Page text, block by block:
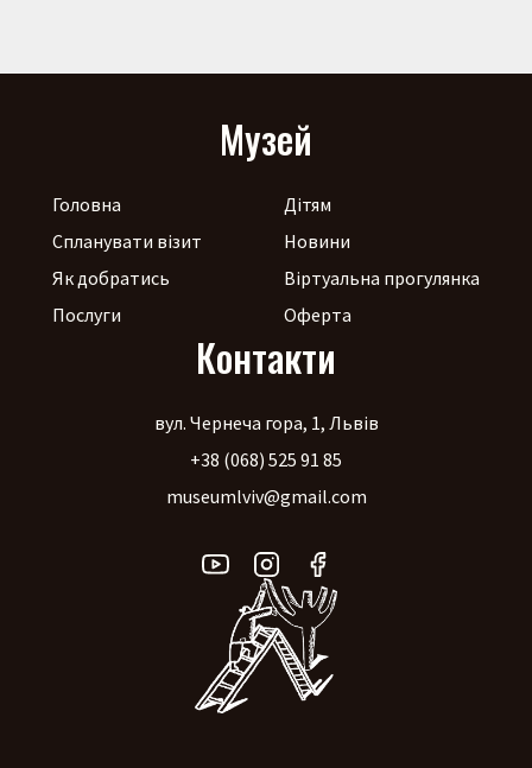
Музей
Головна
Спланувати візит
Як добратись
Послуги
Дітям
Новини
Віртуальна прогулянка
Оферта
Контакти
вул. Чернеча гора, 1, Львів
+38 (068) 525 91 85
museumlviv@gmail.com